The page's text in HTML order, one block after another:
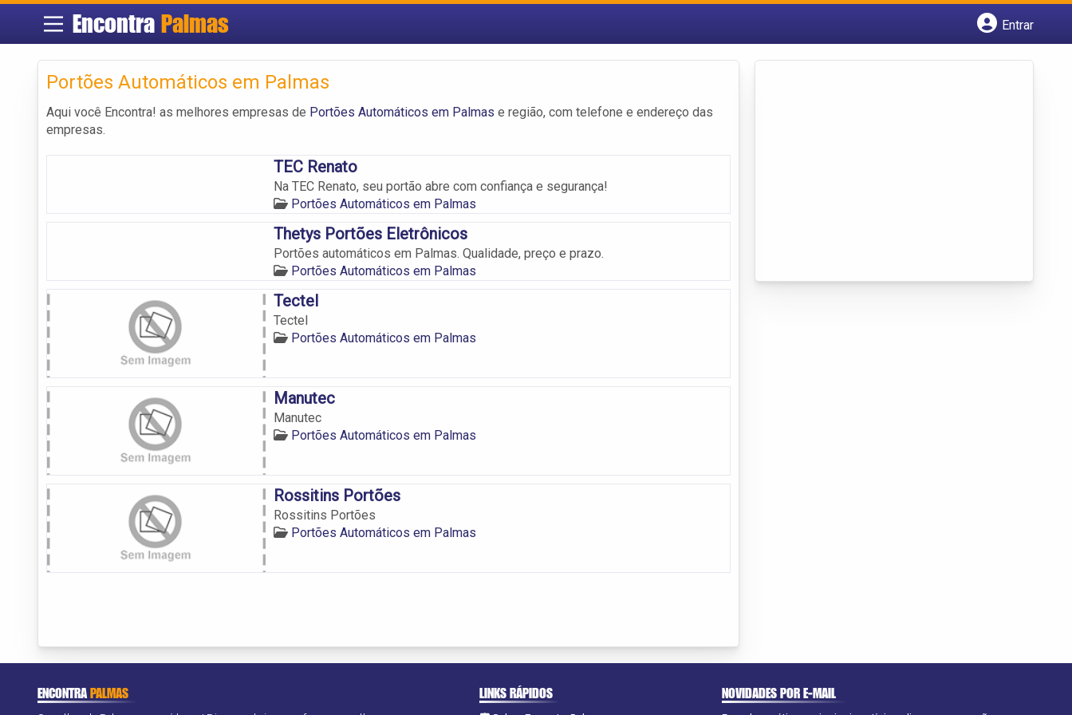
Encontra Palmas
Entrar
Portões Automáticos em Palmas
Aqui você Encontra! as melhores empresas de Portões Automáticos em Palmas e região, com telefone e endereço das
empresas.
TEC Renato
Na TEC Renato, seu portão abre com confiança e segurança!
Portões Automáticos em Palmas
Thetys Portões Eletrônicos
Portões automáticos em Palmas. Qualidade, preço e prazo.
Portões Automáticos em Palmas
Tectel
Tectel
Portões Automáticos em Palmas
Manutec
Manutec
Portões Automáticos em Palmas
Rossitins Portões
Rossitins Portões
Portões Automáticos em Palmas
ENCONTRAPALMAS LINKS RÁPIDOS NOVIDADES POR E-MAIL